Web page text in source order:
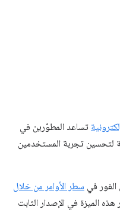
تساعد المطوّرين في
لتحسين تجربة المستخدمين
سطر الأوامر من خلال
الميزة في الإصدار الثابت